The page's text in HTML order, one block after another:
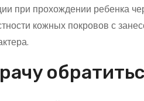
при прохождении ребенка
кожных покровов с